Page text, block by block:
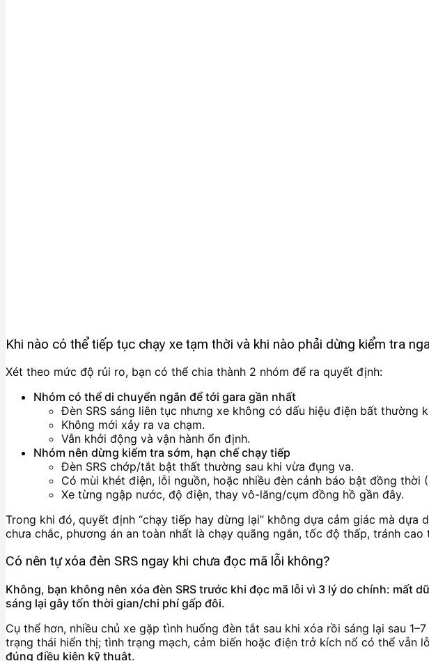
Khi nào có thể tiếp tục chạy xe tạm thời và khi nào phải dừng kiểm tra
Xét theo mức độ rủi ro, bạn có thể chia thành 2 nhóm để ra quyết định:
Nhóm có thể di chuyển ngắn để tới gara gần nhất
Đèn SRS sáng liên tục nhưng xe không có dấu hiệu điện bất thường
Không mới xảy ra va chạm.
Vẫn khởi động và vận hành ổn định.
Nhóm nên dừng kiểm tra sớm, hạn chế chạy tiếp
Đèn SRS chớp/tắt bật thất thường sau khi vừa đụng va.
Có mùi khét điện, lỗi nguồn, hoặc nhiều đèn cảnh báo bật đồng thời
Xe từng ngập nước, độ điện, thay vô-lăng/cụm đồng hồ gần đây.
Trong khi đó, quyết định “chạy tiếp hay dừng lại” không dựa cảm giác mà
chưa chắc, phương án an toàn nhất là chạy quãng ngắn, tốc độ thấp, tránh
Có nên tự xóa đèn SRS ngay khi chưa đọc mã lỗi không?
Không, bạn không nên xóa đèn SRS trước khi đọc mã lỗi vì 3 lý do chính: mất
sáng lại gây tốn thời gian/chi phí gấp đôi.
Cụ thể hơn, nhiều chủ xe gặp tình huống đèn tắt sau khi xóa rồi sáng lại sau
trạng thái hiển thị; tình trạng mạch, cảm biến hoặc điện trở kích nổ có thể vẫn
đúng điều kiện kỹ thuật.